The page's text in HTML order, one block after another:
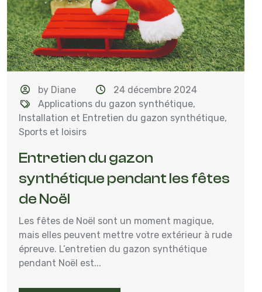
by Diane
24 décembre 2024
Applications du gazon synthétique,
Installation et Entretien du gazon synthétique,
Sports et loisirs
Entretien du gazon
synthétique pendant les fêtes
de Noël
Les fêtes de Noël sont un moment magique,
mais elles peuvent mettre votre extérieur à rude
épreuve. L’entretien du gazon synthétique
pendant Noël est...